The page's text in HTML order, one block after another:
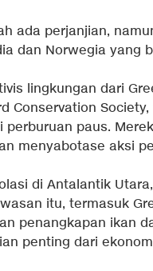
ada perjanjian,
dan Norwegia yang
lingkungan dari
Conservation
perburuan paus.
menyabotase aksi
di Antalantik
itu, termasuk
penangkapan ikan
penting dari